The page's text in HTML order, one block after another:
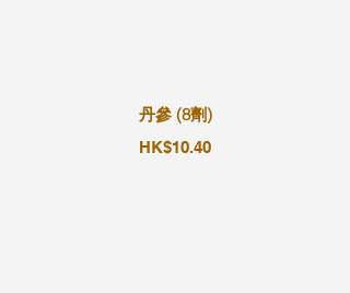
丹參 (8劑)
HK$10.40